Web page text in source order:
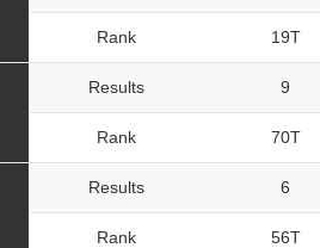
Rank 19T
Results 9
Rank 70T
Results 6
Rank 56T